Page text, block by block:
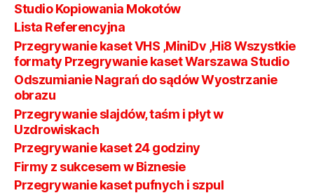
Studio Kopiowania Mokotów
Lista Referencyjna
Przegrywanie kaset VHS ,MiniDv ,Hi8 Wszystkie
formaty Przegrywanie kaset Warszawa Studio
Odszumianie Nagrań do sądów Wyostrzanie
obrazu
Przegrywanie slajdów, taśm i płyt w
Uzdrowiskach
Przegrywanie kaset 24 godziny
Firmy z sukcesem w Biznesie
Przegrywanie kaset pufnych i szpul